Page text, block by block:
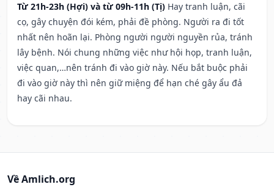
Từ 21h-23h (Hợi) và từ 09h-11h (Tị) Hay tranh luận, cãi
cọ, gây chuyện đói kém, phải đề phòng. Người ra đi tốt
nhất nên hoãn lại. Phòng người người nguyền rủa, tránh
lây bệnh. Nói chung những việc như hội họp, tranh luận,
việc quan,…nên tránh đi vào giờ này. Nếu bắt buộc phải
đi vào giờ này thì nên giữ miệng để hạn ché gây ẩu đả
hay cãi nhau.
Về Amlich.org